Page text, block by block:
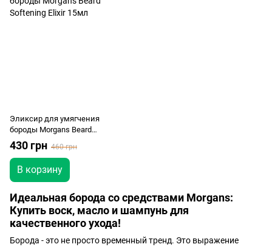
Эликсир для умягчения
бороды Morgans Beard
Softening Elixir 15мл
430 грн 460 грн
В корзину
Идеальная борода со средствами Morgans:
Купить воск, масло и шампунь для
качественного ухода!
Борода - это не просто временный тренд. Это выражение